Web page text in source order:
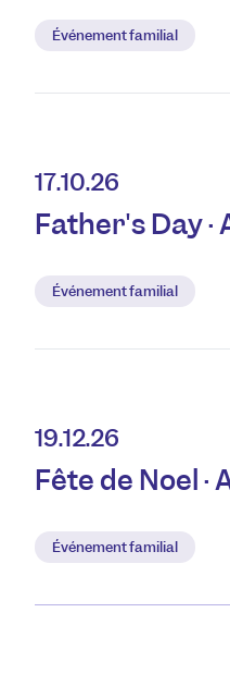
Événement familial
17.10.26
Father's Day
Événement familial
19.12.26
Fête de Noël ·
Événement familial